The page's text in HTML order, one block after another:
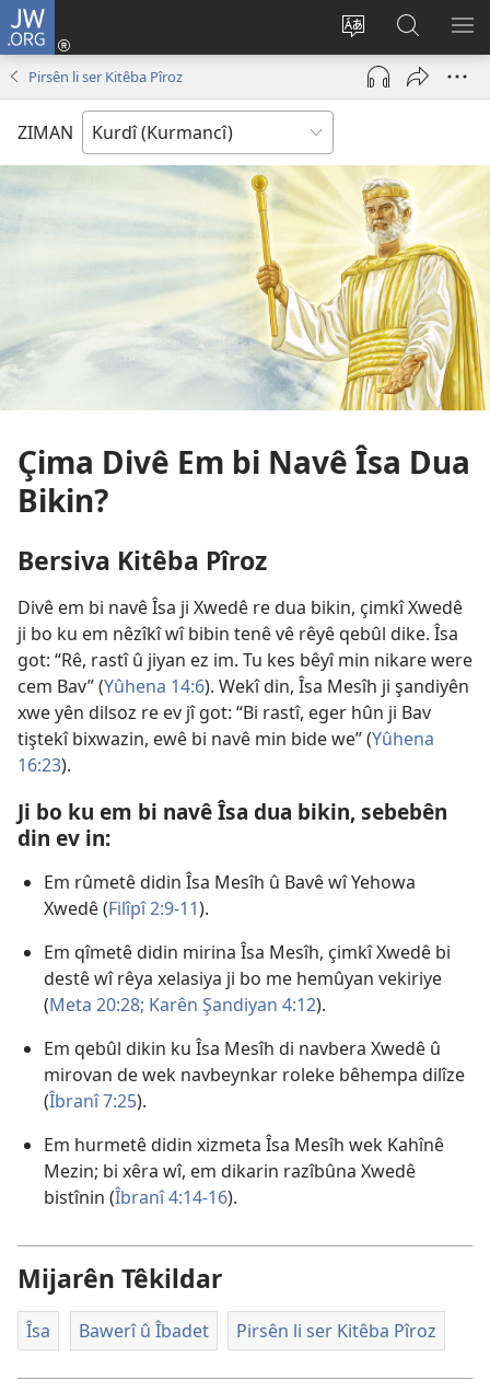
JW.ORG
Zimanê
malperê
biguherîne
Têkeve
(opens
window)
Lêgerîna
JW.ORG
Pirsên li ser Kitêba Pîroz
ZIMAN
Çima Divê Em bi Navê Îsa Dua
Bikin?
Bersiva Kitêba Pîroz
Divê em bi navê Îsa ji Xwedê re dua bikin, çimkî Xwedê
ji bo ku em nêzîkî wî bibin tenê vê rêyê qebûl dike. Îsa
got: “Rê, rastî û jiyan ez im. Tu kes bêyî min nikare were
cem Bav” (Yûhena 14:6). Wekî din, Îsa Mesîh ji şandiyên
xwe yên dilsoz re ev jî got: “Bi rastî, eger hûn ji Bav
tiştekî bixwazin, ewê bi navê min bide we” (Yûhena
16:23).
Ji bo ku em bi navê Îsa dua bikin, sebebên
din ev in:
Em rûmetê didin Îsa Mesîh û Bavê wî Yehowa
Xwedê (Filîpî 2:9-11).
Em qîmetê didin mirina Îsa Mesîh, çimkî Xwedê bi
destê wî rêya xelasiya ji bo me hemûyan vekiriye
(Meta 20:28; Karên Şandiyan 4:12).
Em qebûl dikin ku Îsa Mesîh di navbera Xwedê û
mirovan de wek navbeynkar roleke bêhempa dilîze
(Îbranî 7:25).
Em hurmetê didin xizmeta Îsa Mesîh wek Kahînê
Mezin; bi xêra wî, em dikarin razîbûna Xwedê
bistînin (Îbranî 4:14-16).
Mijarên Têkildar
Îsa Bawerî û Îbadet Pirsên li ser Kitêba Pîroz